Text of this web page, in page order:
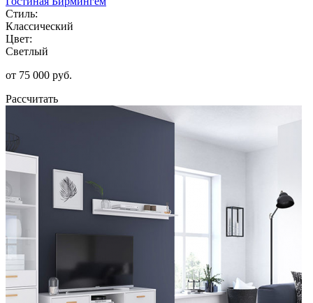
Стиль:
Классический
Цвет:
Светлый
от 75 000 руб.
Рассчитать